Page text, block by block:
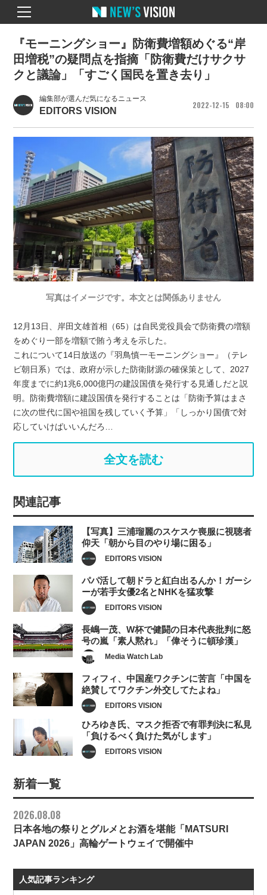
編集部が選んだ気になるニュース
EDITORS VISION
2022 12 15 08 00
『モーニングショー』防衛費増額めぐる“岸
田増税”の疑問点を指摘「防衛費だけサクサ
クと議論」「すごく国民を置き去り」
写真はイメージです。本文とは関係ありません
12月13日、岸田文雄首相（65）は自民党役員会で防衛費の増額
をめぐり一部を増額で賄う考えを示した。
これについて14日放送の『羽鳥慎一モーニングショー』（テレ
ビ朝日系）では、政府が示した防衛財源の確保策として、2027
年度までに約1兆6,000億円の建設国債を発行する見通しだと説
明。防衛費増額に建設国債を発行することは「防衛予算はまさ
に次の世代に国や祖国を残していく予算」「しっかり国債で対
応していけばいいんだろ…
全文を読む
関連記事
【写真】三浦瑠麗のスケスケ喪服に視聴者
仰天「朝から目のやり場に困る」
EDITORS VISION
パパ活して朝ドラと紅白出るんか！ガーシ
ーが若手女優2名とNHKを猛攻撃
EDITORS VISION
長嶋一茂、W杯で健闘の日本代表批判に怒
号の嵐「素人黙れ」「偉そうに頓珍漢」
Media Watch Lab
フィフィ、中国産ワクチンに苦言「中国を
絶賛してワクチン外交してたよね」
EDITORS VISION
ひろゆき氏、マスク拒否で有罪判決に私見
「負けるべく負けた気がします」
EDITORS VISION
新着一覧
2026.08.08
日本各地の祭りとグルメとお酒を堪能「MATSURI
JAPAN 2026」高輪ゲートウェイで開催中
人気記事ランキング